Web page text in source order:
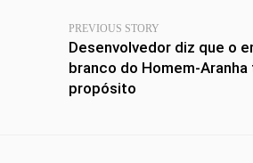
PREVIOUS STORY
Desenvolvedor diz que o
branco do Homem-Aranha
propósito